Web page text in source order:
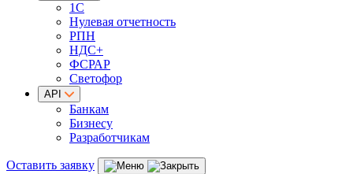
1С
Нулевая отчетность
РПН
НДС+
ФСРАР
Светофор
API
Банкам
Бизнесу
Разработчикам
Оставить заявку